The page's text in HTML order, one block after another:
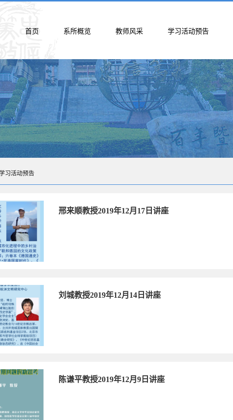
首页 系所概览 教师风采 学习活动预告
习活动预告
邢来顺教授2019年12月17日讲座
刘城教授2019年12月14日讲座
陈谦平教授2019年12月9日讲座